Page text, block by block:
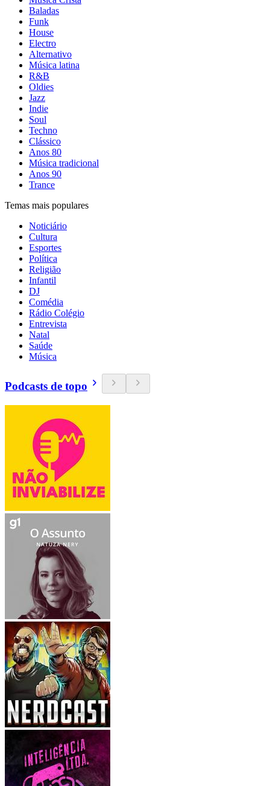
Baladas
Funk
House
Electro
Alternativo
Música latina
R&B
Oldies
Jazz
Indie
Soul
Techno
Clássico
Anos 80
Música tradicional
Anos 90
Trance
Temas mais populares
Noticiário
Cultura
Esportes
Política
Religião
Infantil
DJ
Comédia
Rádio Colégio
Entrevista
Natal
Saúde
Música
Podcasts de topo